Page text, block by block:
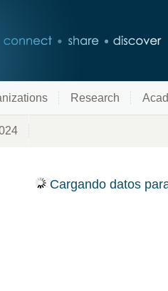
Research
Cargando datos